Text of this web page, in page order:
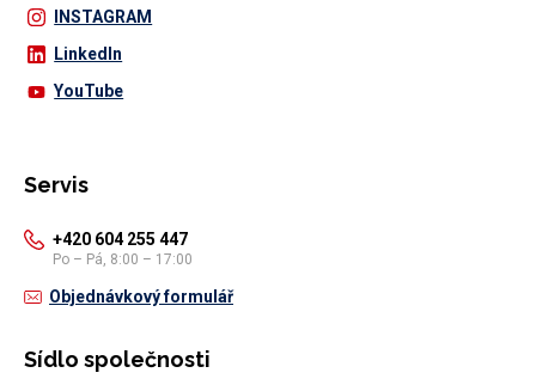
INSTAGRAM
LinkedIn
YouTube
Servis
+420 604 255 447
Po – Pá, 8:00 – 17:00
Objednávkový formulář
Sídlo společnosti